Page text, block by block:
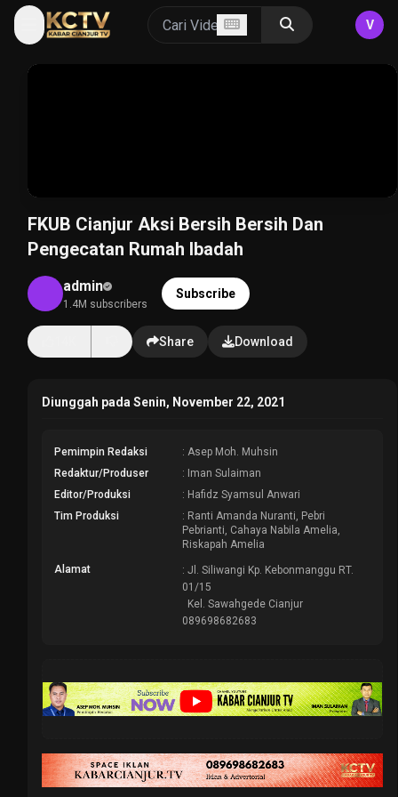
V
FKUB Cianjur Aksi Bersih Bersih Dan
Pengecatan Rumah Ibadah
admin
1.4M subscribers
Subscribe
Share Download
Diunggah pada Senin, November 22, 2021
Pemimpin Redaksi
: Asep Moh. Muhsin
Redaktur/Produser
: Iman Sulaiman
Editor/Produksi
: Hafidz Syamsul Anwari
Tim Produksi
: Ranti Amanda Nuranti, Pebri
Pebrianti, Cahaya Nabila Amelia,
Riskapah Amelia
Alamat
: Jl. Siliwangi Kp. Kebonmanggu RT.
01/15
Kel. Sawahgede Cianjur
089698682683